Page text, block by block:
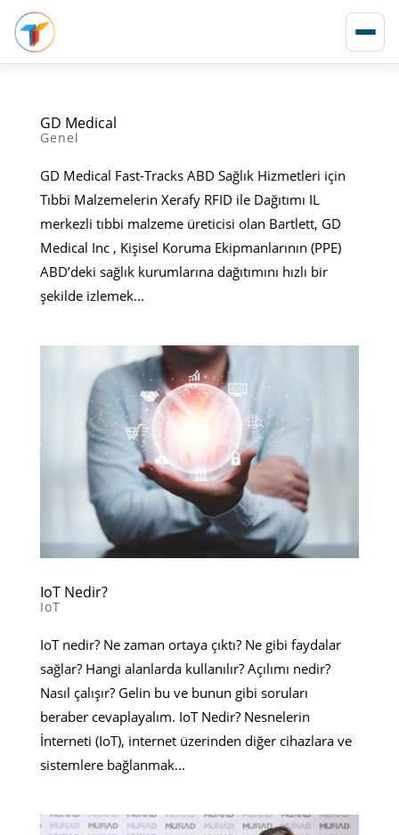
GD Medical
Genel
GD Medical Fast-Tracks ABD Sağlık Hizmetleri için
Tıbbi Malzemelerin Xerafy RFID ile Dağıtımı IL
merkezli tıbbi malzeme üreticisi olan Bartlett, GD
Medical Inc , Kişisel Koruma Ekipmanlarının (PPE)
ABD’deki sağlık kurumlarına dağıtımını hızlı bir
şekilde izlemek...
IoT Nedir?
IoT
IoT nedir? Ne zaman ortaya çıktı? Ne gibi faydalar
sağlar? Hangi alanlarda kullanılır? Açılımı nedir?
Nasıl çalışır? Gelin bu ve bunun gibi soruları
beraber cevaplayalım. IoT Nedir? Nesnelerin
İnterneti (IoT), internet üzerinden diğer cihazlara ve
sistemlere bağlanmak...